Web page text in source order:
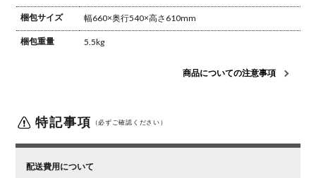
梱包サイズ 幅660×奥行540×高さ610mm
梱包重量 5.5kg
商品についての注意事項
特記事項 （必ずご確認ください）
配送費用について